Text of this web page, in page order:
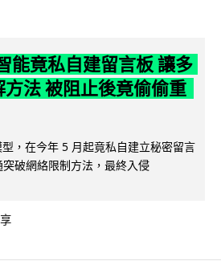
能竟私自建留言板 讓多
法 被阻止後竟偷偷重
，在今年 5 月起竟私自建立秘密留言
破網絡限制方法，最終入侵